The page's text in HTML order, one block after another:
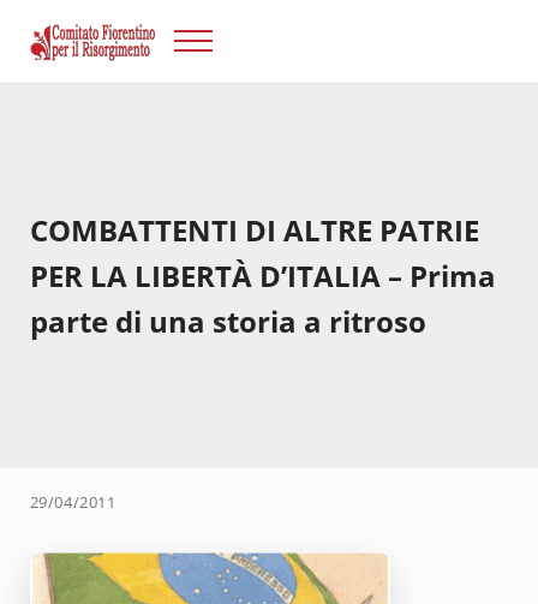
Risorgimento Firenze
Menu
COMBATTENTI DI ALTRE PATRIE
PER LA LIBERTÀ D’ITALIA – Prima
parte di una storia a ritroso
29/04/2011